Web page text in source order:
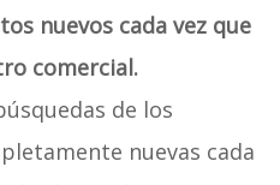
nuevos cada vez que
comercial.
de los
nuevas cada